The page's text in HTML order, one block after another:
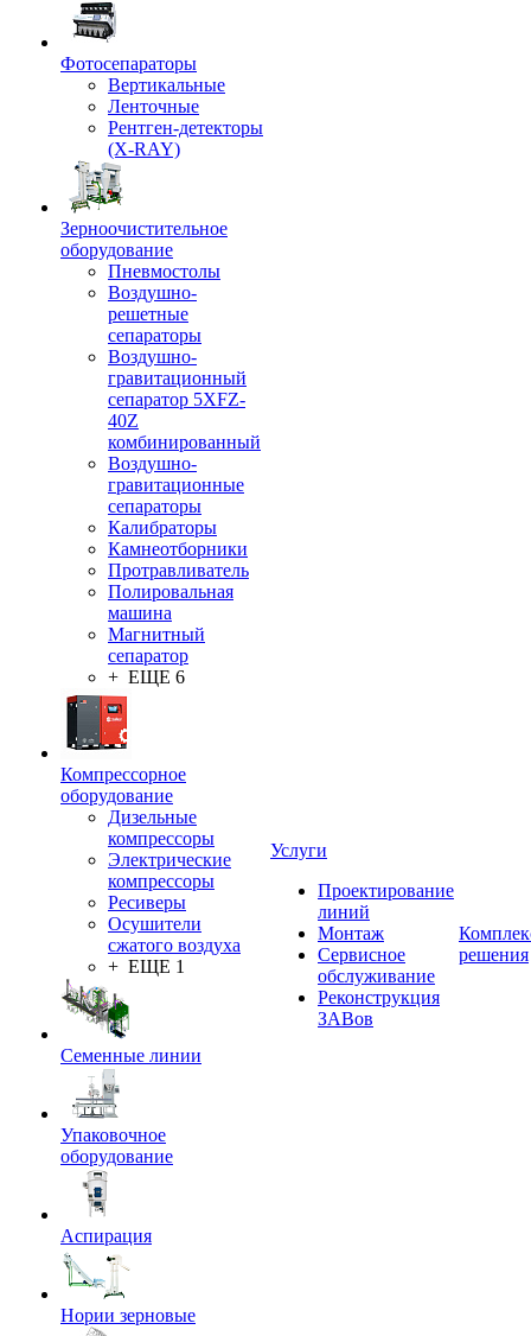
Фотосепараторы
Вертикальные
Ленточные
Рентген-детекторы
(X-RAY)
Зерноочистительное
оборудование
Пневмостолы
Воздушно-
решетные
сепараторы
Воздушно-
гравитационный
сепаратор 5XFZ-
40Z
комбинированный
Воздушно-
гравитационные
сепараторы
Калибраторы
Камнеотборники
Протравливатель
Полировальная
машина
Магнитный
сепаратор
+ ЕЩЕ 6
Компрессорное
оборудование
Дизельные
компрессоры
Электрические
компрессоры
Ресиверы
Осушители
сжатого воздуха
+ ЕЩЕ 1
Семенные линии
Упаковочное
оборудование
Аспирация
Нории зерновые
Услуги
Проектирование
линий
Монтаж
Сервисное
обслуживание
Реконструкция
ЗАВов
решения